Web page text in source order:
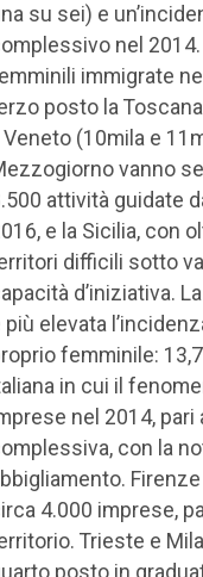
su sei) e
nel
immigrate
posto la
Veneto (10mila e
vanno
attività guidate
e la Sicilia, con
difficili sotto
d’iniziativa.
più elevata
femminile:
in cui il
nel 2014, pari
con la
4.000 imprese,
Trieste e
posto in